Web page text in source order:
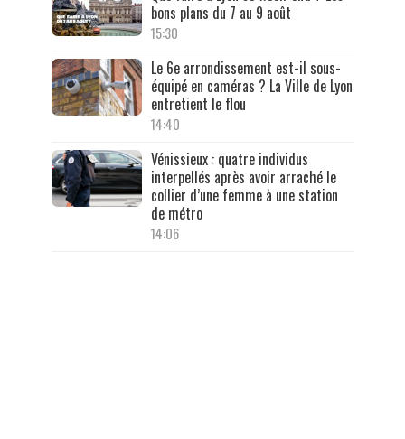
bons plans du 7 au 9 août
15:30
Le 6e arrondissement est-il sous-
équipé en caméras ? La Ville de Lyon
entretient le flou
14:40
Vénissieux : quatre individus
interpellés après avoir arraché le
collier d’une femme à une station
de métro
14:06